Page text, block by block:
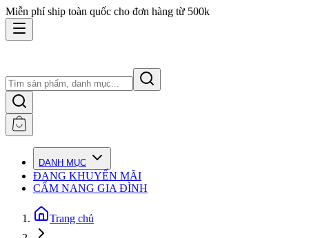
Miễn phí ship toàn quốc cho đơn hàng từ 500k
DANH MỤC
ĐANG KHUYẾN MÃI
CẨM NANG GIA ĐÌNH
Trang chủ